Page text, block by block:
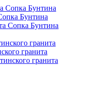
Сопка Бунтина
Бунтина
Сопка Бунтина
гранита
гранита
гранита